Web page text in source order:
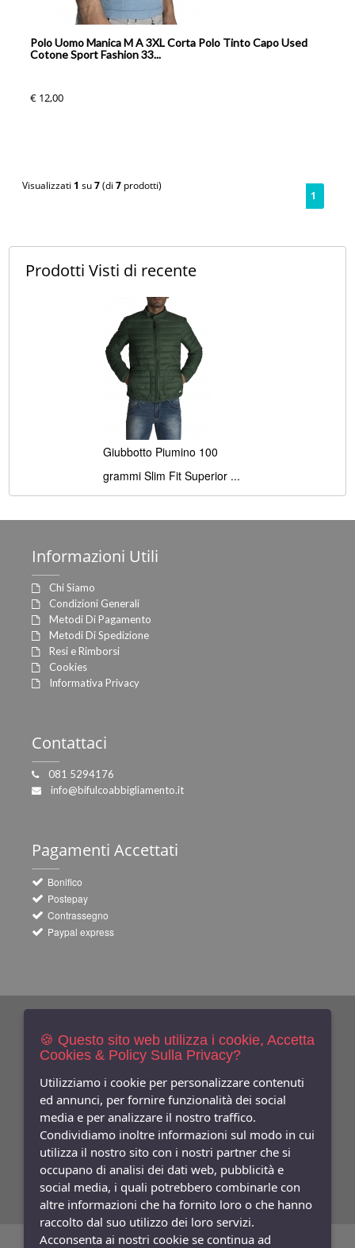
Polo Uomo Manica M A 3XL Corta Polo Tinto Capo Used
Cotone Sport Fashion 33...
€ 12,00
Visualizzati 1 su7(di7 prodotti)
1
Prodotti Visti di recente
Giubbotto Piumino 100
grammi Slim Fit Superior ...
Informazioni Utili
Chi Siamo
Condizioni Generali
Metodi Di Pagamento
Metodi Di Spedizione
Resi e Rimborsi
Cookies
Informativa Privacy
Contattaci
081 5294176
info@bifulcoabbigliamento.it
Pagamenti Accettati
Bonifico
Postepay
Contrassegno
Paypal express
NewslettersIscriviti Gratis
Indica qui la tua email per ricevere sconti e newsletter.
Consenso
Privacy
Facebook
SeguiciSu
🍪 Questo sito web utilizza i cookie, Accetta
Cookies & Policy Sulla Privacy?
Utilizziamo i cookie per personalizzare contenuti
ed annunci, per fornire funzionalità dei social
media e per analizzare il nostro traffico.
Condividiamo inoltre informazioni sul modo in cui
utilizza il nostro sito con i nostri partner che si
occupano di analisi dei dati web, pubblicità e
social media, i quali potrebbero combinarle con
altre informazioni che ha fornito loro o che hanno
raccolto dal suo utilizzo dei loro servizi.
Acconsenta ai nostri cookie se continua ad